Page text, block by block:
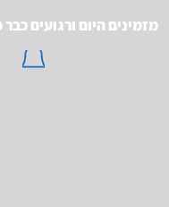
מזמינים היום ורגועים